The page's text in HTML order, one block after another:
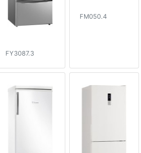
FY3087.3
FM050.4